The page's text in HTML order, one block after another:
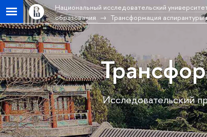
Национальный исследовательский
образования
Трансформация аспирантуры
Исследовательский